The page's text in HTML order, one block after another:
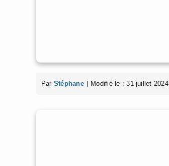
Par Stéphane Modifié le : 31 juillet 2024